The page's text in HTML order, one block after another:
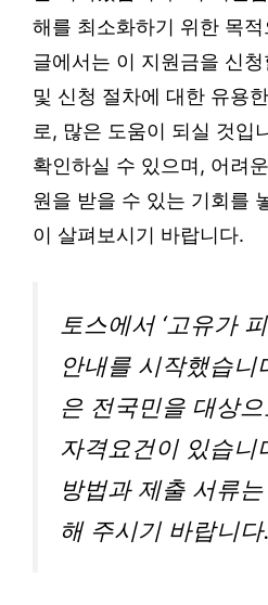
해를 최소화하기 위한 목
글에서는 이 지원금을 신
및 신청 절차에 대한 유용
로, 많은 도움이 되실 것입
확인하실 수 있으며, 어려
원을 받을 수 있는 기회를
이 살펴보시기 바랍니다.
토스에서 ‘고유가
안내를 시작했습니
은 전국민을 대상
자격요건이 있습니
방법과 제출 서류
해 주시기 바랍니다.